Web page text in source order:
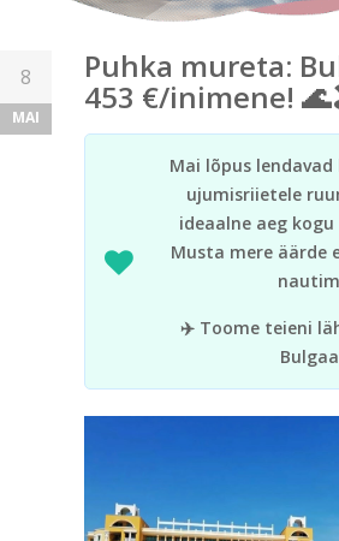
8
MAI
Puhka mureta:
453 €/inimene!
Mai lõpus
ujumisriietele
ideaalne aeg
Musta mere äärde
✈️ Toome teieni